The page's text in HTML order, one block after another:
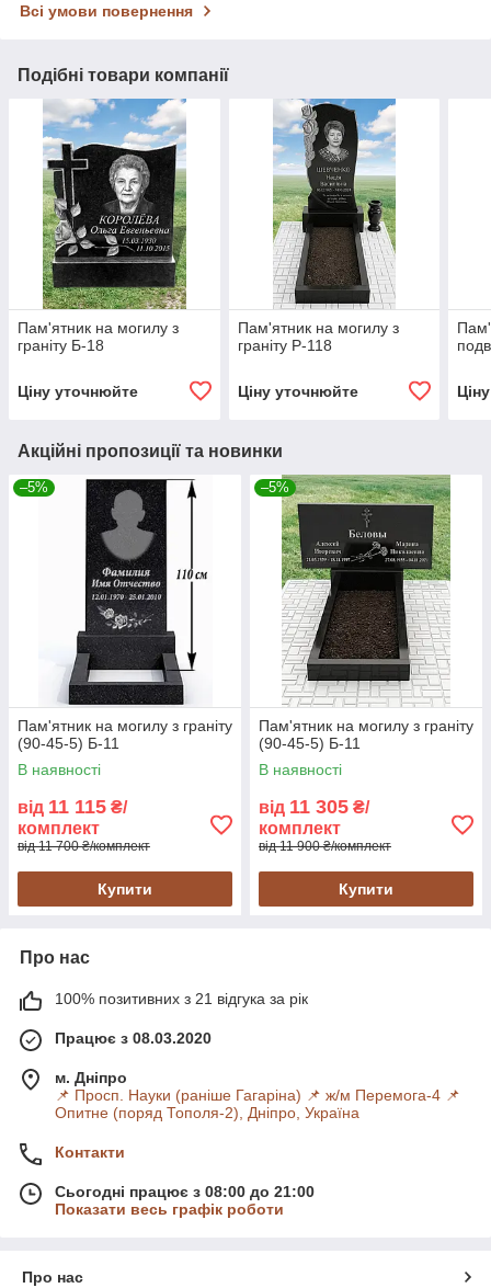
Всі умови повернення
Подібні товари компанії
Пам'ятник на могилу з
граніту Б-18
Ціну уточнюйте
Пам'ятник на могилу з
граніту Р-118
Ціну уточнюйте
Акційні пропозиції та новинки
–5%
Пам'ятник на могилу з граніту
(90-45-5) Б-11
В наявності
від 11 115 ₴/
комплект
від 11 700 ₴/комплект
Купити
–5%
Пам'ятник на могилу з граніту
(90-45-5) Б-11
В наявності
від 11 305 ₴/
комплект
від 11 900 ₴/комплект
Купити
Про нас
100% позитивних з 21 відгука за рік
Працює з 08.03.2020
м. Дніпро
📌 Просп. Науки (раніше Гагаріна) 📌 ж/м Перемога-4 📌
Опитне (поряд Тополя-2), Дніпро, Україна
Контакти
Сьогодні працює з 08:00 до 21:00
Показати весь графік роботи
Про нас